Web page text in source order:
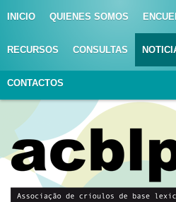
INICIO QUIENES SOMOS
RECURSOS CONSULTAS
CONTACTOS